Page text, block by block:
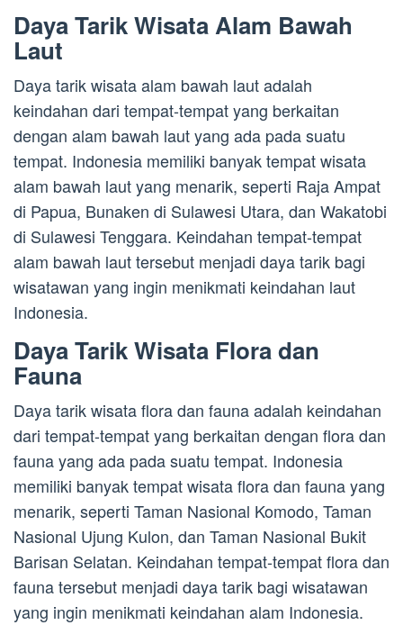
Daya Tarik Wisata Alam Bawah
Laut
Daya tarik wisata alam bawah laut adalah
keindahan dari tempat-tempat yang berkaitan
dengan alam bawah laut yang ada pada suatu
tempat. Indonesia memiliki banyak tempat wisata
alam bawah laut yang menarik, seperti Raja Ampat
di Papua, Bunaken di Sulawesi Utara, dan Wakatobi
di Sulawesi Tenggara. Keindahan tempat-tempat
alam bawah laut tersebut menjadi daya tarik bagi
wisatawan yang ingin menikmati keindahan laut
Indonesia.
Daya Tarik Wisata Flora dan
Fauna
Daya tarik wisata flora dan fauna adalah keindahan
dari tempat-tempat yang berkaitan dengan flora dan
fauna yang ada pada suatu tempat. Indonesia
memiliki banyak tempat wisata flora dan fauna yang
menarik, seperti Taman Nasional Komodo, Taman
Nasional Ujung Kulon, dan Taman Nasional Bukit
Barisan Selatan. Keindahan tempat-tempat flora dan
fauna tersebut menjadi daya tarik bagi wisatawan
yang ingin menikmati keindahan alam Indonesia.